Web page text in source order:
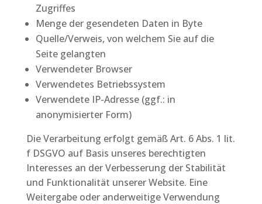
Zugriffes
Menge der gesendeten Daten in Byte
Quelle/Verweis, von welchem Sie auf die
Seite gelangten
Verwendeter Browser
Verwendetes Betriebssystem
Verwendete IP-Adresse (ggf.: in
anonymisierter Form)
Die Verarbeitung erfolgt gemäß Art. 6 Abs. 1 lit.
f DSGVO auf Basis unseres berechtigten
Interesses an der Verbesserung der Stabilität
und Funktionalität unserer Website. Eine
Weitergabe oder anderweitige Verwendung